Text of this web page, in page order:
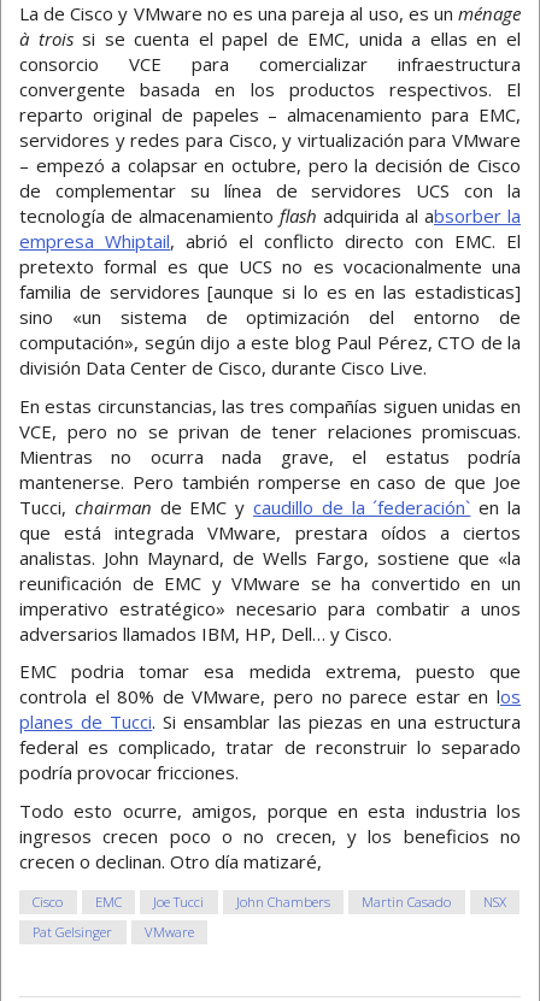
La de Cisco y VMware no es una pareja al uso, es un ménage
à troissi se cuenta el papel de EMC, unida a ellas en el
consorcio VCE para comercializar infraestructura
convergente basada en los productos respectivos. El
reparto original de papeles – almacenamiento para EMC,
servidores y redes para Cisco, y virtualización para VMware
– empezó a colapsar en octubre, pero la decisión de Cisco
de complementar su línea de servidores UCS con la
tecnología de almacenamiento flash adquirida al absorber la
empresa Whiptail, abrió el conflicto directo con EMC. El
pretexto formal es que UCS no es vocacionalmente una
familia de servidores [aunque si lo es en las estadisticas]
sino «un sistema de optimización del entorno de
computación», según dijo a este blog Paul Pérez, CTO de la
división Data Center de Cisco, durante Cisco Live.
En estas circunstancias, las tres compañías siguen unidas en
VCE, pero no se privan de tener relaciones promiscuas.
Mientras no ocurra nada grave, el estatus podría
mantenerse. Pero también romperse en caso de que Joe
Tucci, chairman de EMC ycaudillo de la ´federación` en la
que está integrada VMware, prestara oídos a ciertos
analistas. John Maynard, de Wells Fargo, sostiene que «la
reunificación de EMC y VMware se ha convertido en un
imperativo estratégico» necesario para combatir a unos
adversarios llamados IBM, HP, Dell… y Cisco.
EMC podria tomar esa medida extrema, puesto que
controla el 80% de VMware, pero no parece estar en los
planes de Tucci. Si ensamblar las piezas en una estructura
federal es complicado, tratar de reconstruir lo separado
podría provocar fricciones.
Todo esto ocurre, amigos, porque en esta industria los
ingresos crecen poco o no crecen, y los beneficios no
crecen o declinan. Otro día matizaré,
Cisco EMC Joe Tucci John Chambers Martin Casado
NSX
Pat Gelsinger
VMware